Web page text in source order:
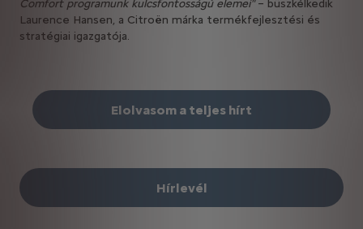
Comfort programunk kulcsfontosságú elemei"– büszkélkedik
Laurence Hansen, a Citroën márka termékfejlesztési és
stratégiai igazgatója.
Elolvasom a teljes hírt
Hírlevél